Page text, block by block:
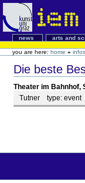
news arts and
you are here: home »
Die beste
Theater im Bahnhof,
Tutnertype: event